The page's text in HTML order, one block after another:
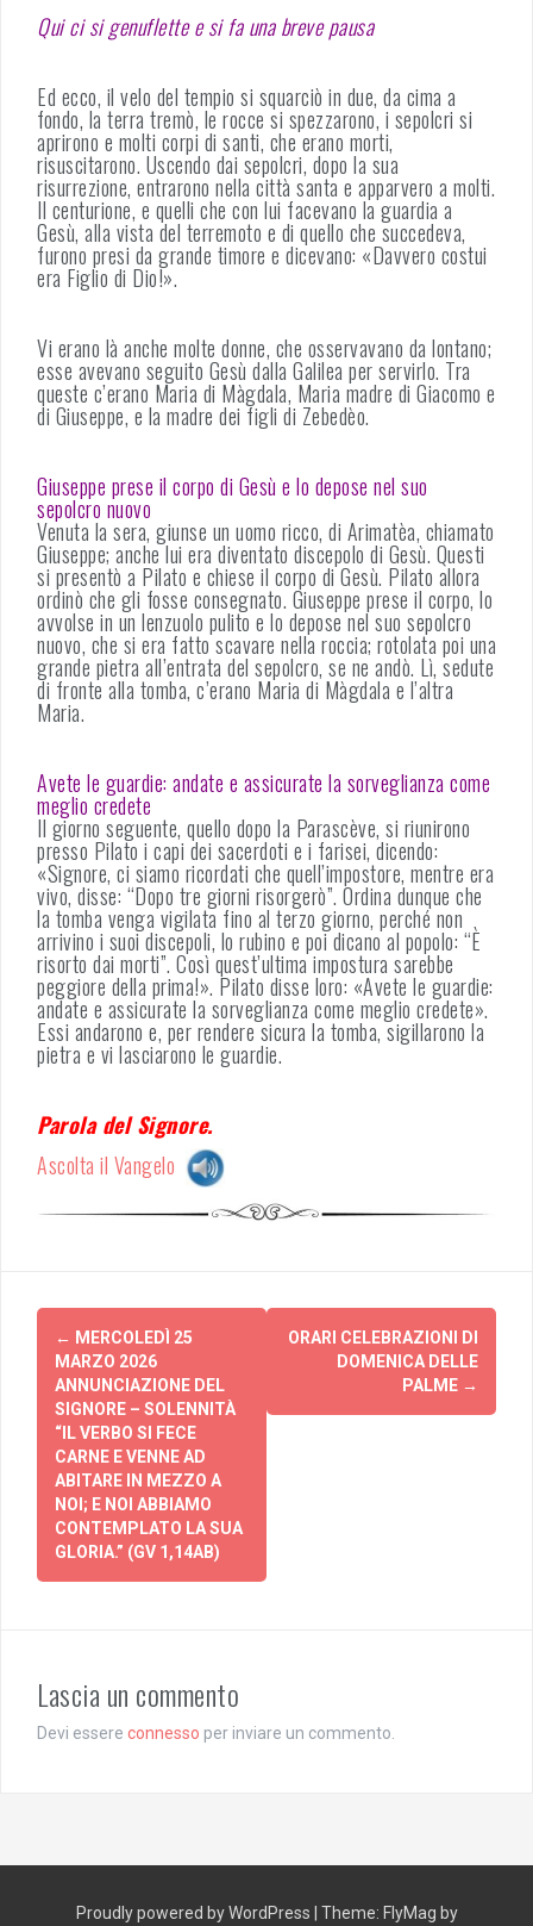
Qui ci si genuflette e si fa una breve pausa
Ed ecco, il velo del tempio si squarciò in due, da cima a
fondo, la terra tremò, le rocce si spezzarono, i sepolcri si
aprirono e molti corpi di santi, che erano morti,
risuscitarono. Uscendo dai sepolcri, dopo la sua
risurrezione, entrarono nella città santa e apparvero a molti.
Il centurione, e quelli che con lui facevano la guardia a
Gesù, alla vista del terremoto e di quello che succedeva,
furono presi da grande timore e dicevano: «Davvero costui
era Figlio di Dio!».
Vi erano là anche molte donne, che osservavano da lontano;
esse avevano seguito Gesù dalla Galilea per servirlo. Tra
queste c’erano Maria di Màgdala, Maria madre di Giacomo e
di Giuseppe, e la madre dei figli di Zebedèo.
Giuseppe prese il corpo di Gesù e lo depose nel suo
sepolcro nuovo
Venuta la sera, giunse un uomo ricco, di Arimatèa, chiamato
Giuseppe; anche lui era diventato discepolo di Gesù. Questi
si presentò a Pilato e chiese il corpo di Gesù. Pilato allora
ordinò che gli fosse consegnato. Giuseppe prese il corpo, lo
avvolse in un lenzuolo pulito e lo depose nel suo sepolcro
nuovo, che si era fatto scavare nella roccia; rotolata poi una
grande pietra all’entrata del sepolcro, se ne andò. Lì, sedute
di fronte alla tomba, c’erano Maria di Màgdala e l’altra
Maria.
Avete le guardie: andate e assicurate la sorveglianza come
meglio credete
Il giorno seguente, quello dopo la Parascève, si riunirono
presso Pilato i capi dei sacerdoti e i farisei, dicendo:
«Signore, ci siamo ricordati che quell’impostore, mentre era
vivo, disse: “Dopo tre giorni risorgerò”. Ordina dunque che
la tomba venga vigilata fino al terzo giorno, perché non
arrivino i suoi discepoli, lo rubino e poi dicano al popolo: “È
risorto dai morti”. Così quest’ultima impostura sarebbe
peggiore della prima!». Pilato disse loro: «Avete le guardie:
andate e assicurate la sorveglianza come meglio credete».
Essi andarono e, per rendere sicura la tomba, sigillarono la
pietra e vi lasciarono le guardie.
Parola del Signore.
Ascolta il Vangelo
Post
navigation
← MERCOLEDÌ 25
MARZO 2026
ANNUNCIAZIONE DEL
SIGNORE – SOLENNITÀ
“IL VERBO SI FECE
CARNE E VENNE AD
ABITARE IN MEZZO A
NOI; E NOI ABBIAMO
CONTEMPLATO LA SUA
GLORIA.” (GV 1,14AB)
ORARI CELEBRAZIONI DI
DOMENICA DELLE
PALME →
Lascia un commento
Devi essere connesso per inviare un commento.
Proudly powered by WordPress Theme: FlyMag by